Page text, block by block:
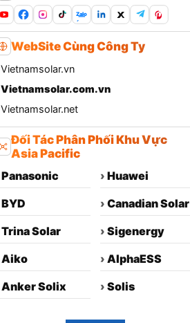
Zalo
WebSite Cùng Công Ty
Vietnamsolar.vn
Vietnamsolar.com.vn
Vietnamsolar.net
Đối Tác Phân Phối Khu Vực
Asia Pacific
Panasonic › Huawei
BYD › Canadian Solar
Trina Solar › Sigenergy
Aiko › AlphaESS
Anker Solix › Solis